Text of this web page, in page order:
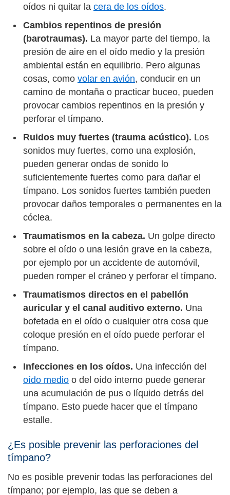
oídos ni quitar la cera de los oídos.
Cambios repentinos de presión
(barotraumas). La mayor parte del tiempo, la
presión de aire en el oído medio y la presión
ambiental están en equilibrio. Pero algunas
cosas, como volar en avión, conducir en un
camino de montaña o practicar buceo, pueden
provocar cambios repentinos en la presión y
perforar el tímpano.
Ruidos muy fuertes (trauma acústico). Los
sonidos muy fuertes, como una explosión,
pueden generar ondas de sonido lo
suficientemente fuertes como para dañar el
tímpano. Los sonidos fuertes también pueden
provocar daños temporales o permanentes en la
cóclea.
Traumatismos en la cabeza. Un golpe directo
sobre el oído o una lesión grave en la cabeza,
por ejemplo por un accidente de automóvil,
pueden romper el cráneo y perforar el tímpano.
Traumatismos directos en el pabellón
auricular y el canal auditivo externo. Una
bofetada en el oído o cualquier otra cosa que
coloque presión en el oído puede perforar el
tímpano.
Infecciones en los oídos. Una infección del
oído medio o del oído interno puede generar
una acumulación de pus o líquido detrás del
tímpano. Esto puede hacer que el tímpano
estalle.
¿Es posible prevenir las perforaciones del
tímpano?
No es posible prevenir todas las perforaciones del
tímpano; por ejemplo, las que se deben a